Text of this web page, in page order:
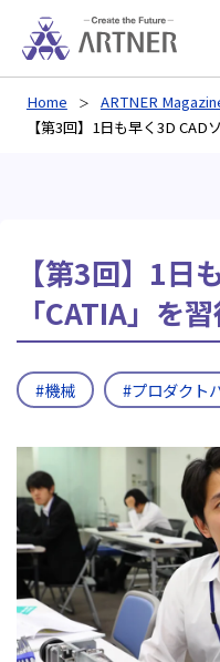
Home ARTNER
【第3回】1日も早く3D CAD
【第3回】1日
「CATIA」を
#機械 #プロダクト